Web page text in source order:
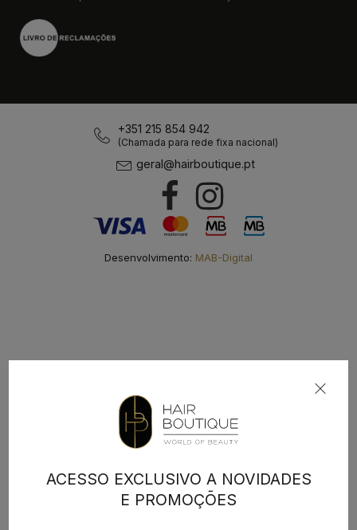
+351 215 854 942
(Chamada para rede fixa nacional)
geral@hairboutique.pt
Desenvolvimento: MAB-Digital
ACESSO EXCLUSIVO A NOVIDADES
E PROMOÇÕES